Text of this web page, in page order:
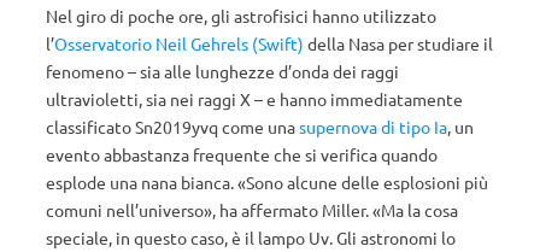
Nel giro di poche ore, gli astrofisici hanno utilizzato
l’Osservatorio Neil Gehrels (Swift) della Nasa per studiare il
fenomeno – sia alle lunghezze d’onda dei raggi
ultravioletti, sia nei raggi X – e hanno immediatamente
classificato Sn2019yvq come unasupernova di tipo Ia, un
evento abbastanza frequente che si verifica quando
esplode una nana bianca. «Sono alcune delle esplosioni più
comuni nell’universo», ha affermato Miller. «Ma la cosa
speciale, in questo caso, è il lampo Uv. Gli astronomi lo